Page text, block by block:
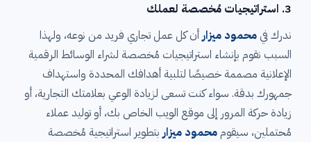
3. استراتيجيات مُخصصة لعملك
ندرك في محمود ميزارأن كل عمل تجاري فريد من نوعه، ولهذا
السبب نقوم بإنشاء استراتيجيات مُخصصة لشراء الوسائط الرقمية
الإعلانية مصممة خصيصًا لتلبية أهدافك المحددة واستهداف
جمهورك بدقة. سواء كنت تسعى لزيادة الوعي بعلامتك التجارية، أو
زيادة حركة المرور إلى موقع الويب الخاص بك، أو توليد عملاء
مُحتملين، سيقوممحمود ميزاربتطوير استراتيجية مُخصصة